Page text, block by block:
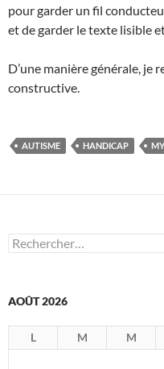
pour garder un fil
et de garder le texte lisible
D’une manière générale,
constructive.
AUTISME HANDICAP
Rechercher :
AOÛT 2026
L M M